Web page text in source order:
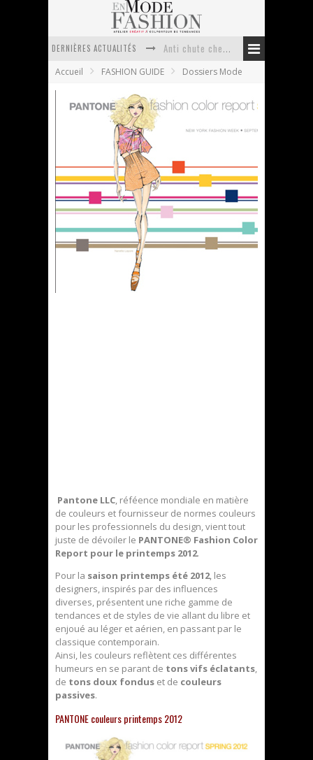
DERNIÈRES ACTUALITÉS
Anti chute cheveux homme : quelles solutions pour renforcer sa chevelure ?
Le retour du cachemire version casual
Doudoune pour femme : choisir la pièce idéale entre style, chaleur et durabilité
Pourquoi le costume sur mesure à Paris est un incontournable de l’élégance contemporaine ?
Accueil FASHION GUIDE Dossiers Mode
PANTONE dévoile les couleurs du Printemps
2012
En Mode Fashion
12 septembre 2011
Pantone LLC, réféence mondiale en matière
de couleurs et fournisseur de normes couleurs
pour les professionnels du design, vient tout
juste de dévoiler le PANTONE® Fashion Color
Report pour le printemps 2012.
Pour la saison printemps été 2012, les
designers, inspirés par des influences
diverses, présentent une riche gamme de
tendances et de styles de vie allant du libre et
enjoué au léger et aérien, en passant par le
classique contemporain.
Ainsi, les couleurs reflètent ces différentes
humeurs en se parant de tons vifs éclatants,
de tons doux fondus et de couleurs
passives.
PANTONE couleurs printemps 2012